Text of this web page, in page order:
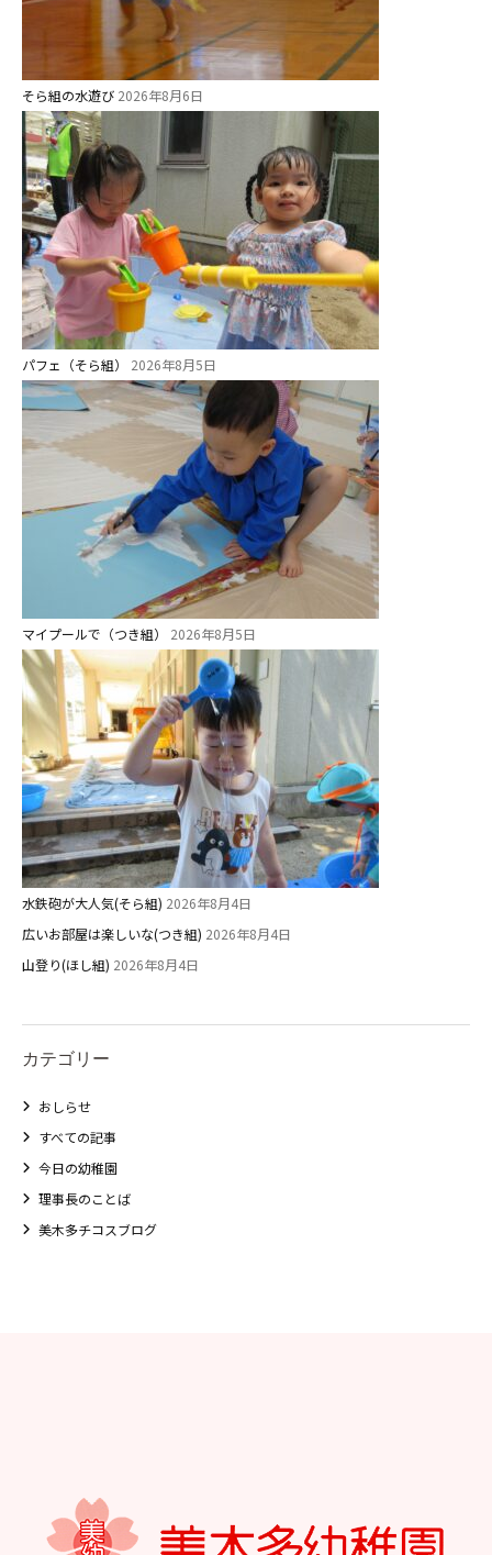
そら組の水遊び 2026年8月6日
パフェ（そら組） 2026年8月5日
マイプールで（つき組） 2026年8月5日
水鉄砲が大人気(そら組) 2026年8月4日
広いお部屋は楽しいな(つき組) 2026年8月4日
山登り(ほし組) 2026年8月4日
カテゴリー
おしらせ
すべての記事
今日の幼稚園
理事長のことば
美木多チコスブログ